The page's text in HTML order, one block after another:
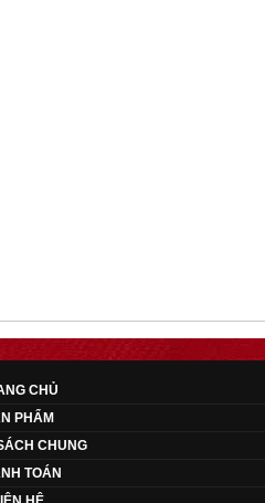
CHỦ
PHẨM
CHUNG
TOÁN